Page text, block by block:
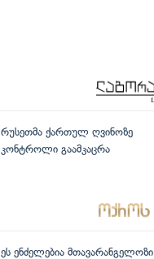
რუსეთმა ქართულ ღვინოზე
კონტროლი გაამკაცრა
ეს ენძელებია მთავარანგელოზი